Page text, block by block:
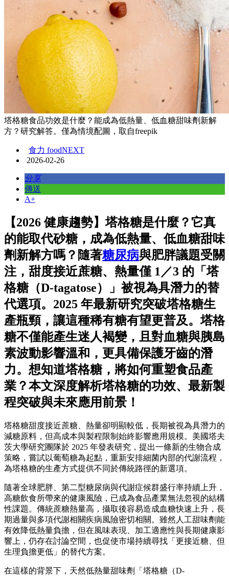
塔格糖食品功效是什麼？能成為低熱量、低血糖甜味劑新解
方？研究解答。僅為情境配圖，取自freepik
食力 foodNEXT
2026-02-26
分享
傳送
A+
【2026 健康趨勢】塔格糖是什麼？它真
的能取代砂糖，成為低熱量、低血糖甜味
劑新解方嗎？隨著糖尿病與肥胖議題受關
注，甜度接近蔗糖、熱量僅 1／3 的「塔
格糖（D-tagatose）」被視為具潛力的替
代選項。2025 年最新研究突破塔格糖生
產瓶頸，讓這種稀有糖有望更普及。塔格
糖不僅能產生迷人褐變，且對血糖與胰島
素波動影響溫和，更具備保護牙齒的潛
力。想知道塔格糖，將如何重塑食品產
業？本文深度解析塔格糖的功效、最新製
程突破與未來應用前景！
塔格糖甜度接近蔗糖、熱量卻明顯較低，長期被視為具潛力的
減糖原料，但高成本與製程限制始終影響應用規模。美國塔夫
茨大學研究團隊於 2025 年發表研究，提出一條新的生物合成
策略，嘗試以葡萄糖為起點，重新安排細菌內部的代謝流程，
為塔格糖的生產方式提供不同於傳統路徑的新選項。
隨著全球肥胖、第二型糖尿病與代謝症候群盛行率持續上升，
高糖飲食所帶來的健康風險，已成為食品產業無法忽視的結構
性課題。傳統蔗糖熱量高，攝取後容易造成血糖快速上升，長
期過量與多項代謝相關疾病風險密切相關。雖然人工甜味劑能
有效降低熱量負擔，但在風味表現、加工適應性與長期健康影
響上，仍存在討論空間，也促使市場持續尋找「更接近糖、但
生理負擔更低」的替代方案。
在這樣的背景下，天然低熱量甜味劑「塔格糖（D-